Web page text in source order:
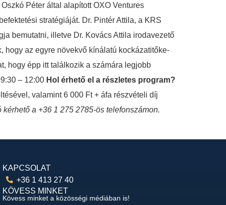
Péter által alapított OXO Ventures
stratégiáját. Dr. Pintér Attila, a KRS
bemutatni, illetve Dr. Kovács Attila irodavezető
hogy az egyre növekvő kínálatú kockázatitőke-
hogy épp itt találkozik a számára legjobb
– 12:00 Hol érhető el a részletes program?
valamint 6 000 Ft + áfa részvételi díj
a +36 1 275 2785-ös telefonszámon.
KAPCSOLAT
+36 1 413 27 40
KÖVESS MINKET
Kövess minket a közösségi médiában is!